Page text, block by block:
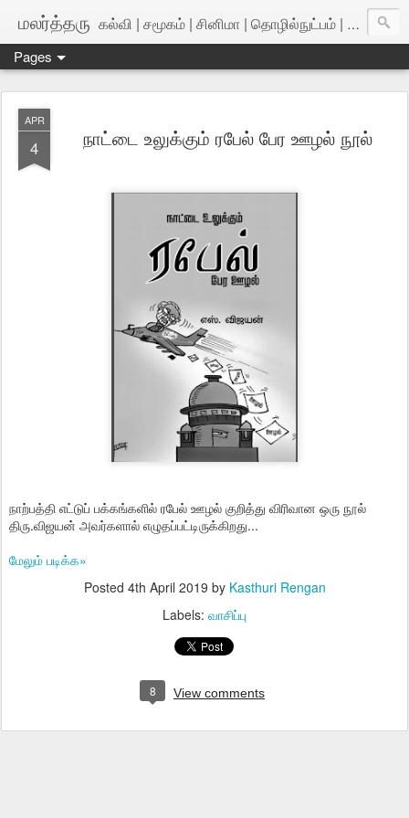
மலர்த்தரு கல்வி | சமூகம் | சினிமா | தொழில்நுட்பம் | அறிவியல்
Pages
APR
4 நாட்டை உலுக்கும் ரபேல் பேர ஊழல் நூல்
நாற்பத்தி எட்டுப் பக்கங்களில் ரபேல் ஊழல் குறித்து விரிவான ஒரு நூல்
திரு.விஜயன் அவர்களால் எழுதப்பட்டிருக்கிறது...
மேலும் படிக்க»
Posted 4th April 2019 by Kasthuri Rengan
Labels: வாசிப்பு
8 View comments